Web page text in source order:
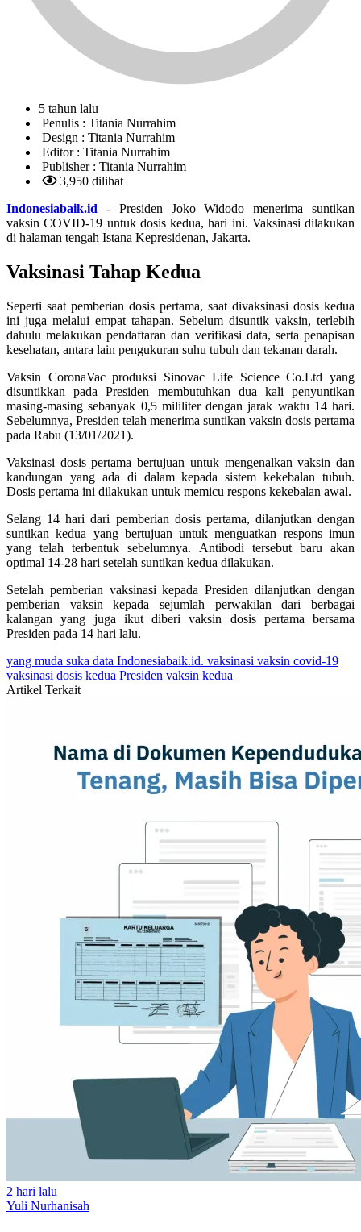
5 tahun lalu
Penulis : Titania Nurrahim
Design : Titania Nurrahim
Editor : Titania Nurrahim
Publisher : Titania Nurrahim
3,950 dilihat
Indonesiabaik.id - Presiden Joko Widodo menerima suntikan
vaksin COVID-19 untuk dosis kedua, hari ini. Vaksinasi dilakukan
di halaman tengah Istana Kepresidenan, Jakarta.
Vaksinasi Tahap Kedua
Seperti saat pemberian dosis pertama, saat divaksinasi dosis kedua
ini juga melalui empat tahapan. Sebelum disuntik vaksin, terlebih
dahulu melakukan pendaftaran dan verifikasi data, serta penapisan
kesehatan, antara lain pengukuran suhu tubuh dan tekanan darah.
Vaksin CoronaVac produksi Sinovac Life Science Co.Ltd yang
disuntikkan pada Presiden membutuhkan dua kali penyuntikan
masing-masing sebanyak 0,5 mililiter dengan jarak waktu 14 hari.
Sebelumnya, Presiden telah menerima suntikan vaksin dosis pertama
pada Rabu (13/01/2021).
Vaksinasi dosis pertama bertujuan untuk mengenalkan vaksin dan
kandungan yang ada di dalam kepada sistem kekebalan tubuh.
Dosis pertama ini dilakukan untuk memicu respons kekebalan awal.
Selang 14 hari dari pemberian dosis pertama, dilanjutkan dengan
suntikan kedua yang bertujuan untuk menguatkan respons imun
yang telah terbentuk sebelumnya. Antibodi tersebut baru akan
optimal 14-28 hari setelah suntikan kedua dilakukan.
Setelah pemberian vaksinasi kepada Presiden dilanjutkan dengan
pemberian vaksin kepada sejumlah perwakilan dari berbagai
kalangan yang juga ikut diberi vaksin dosis pertama bersama
Presiden pada 14 hari lalu.
yang muda suka data Indonesiabaik.id. vaksinasi vaksin covid-19
vaksinasi dosis kedua Presiden vaksin kedua
Artikel Terkait
2 hari lalu
Yuli Nurhanisah